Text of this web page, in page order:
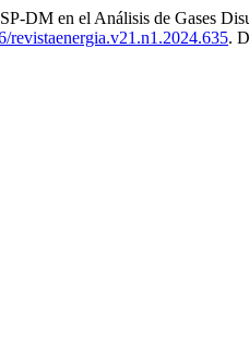
DM en el Análisis de Gases
revistaenergia.v21.n1.2024.635.